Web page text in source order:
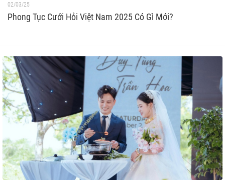
02/03/25
Phong Tục Cưới Hỏi Việt Nam 2025 Có Gì Mới?